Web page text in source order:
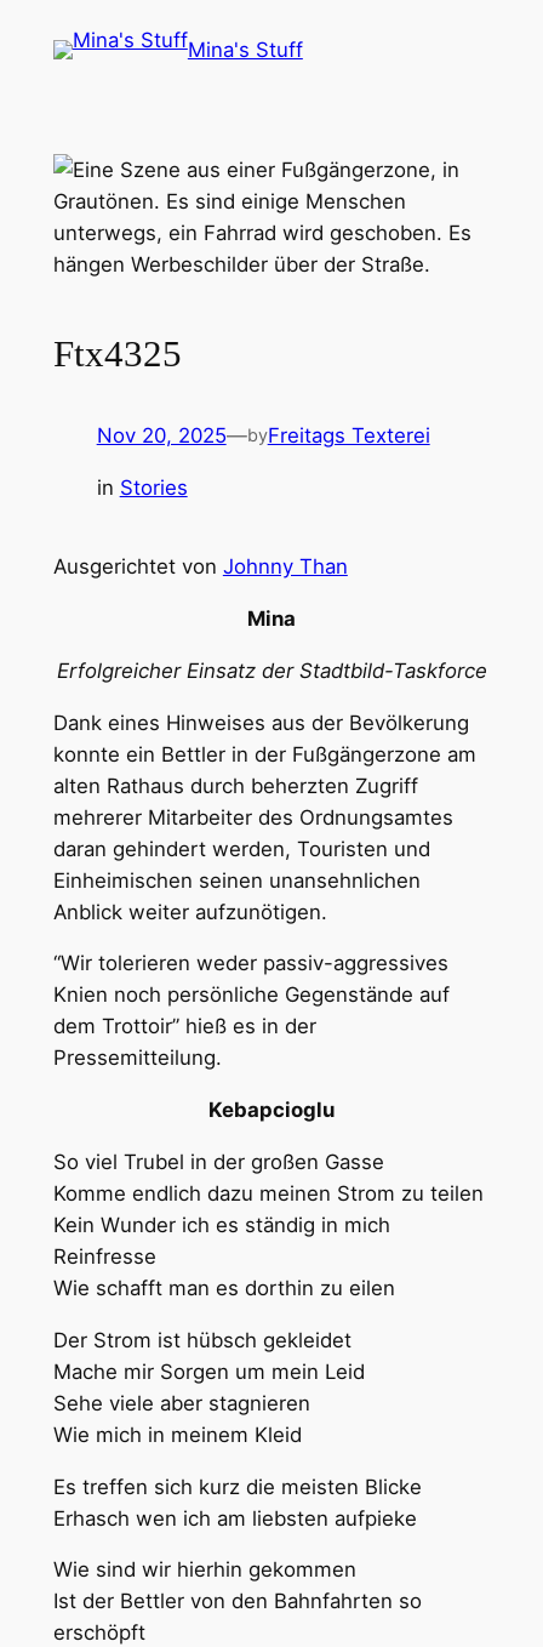
Mina's Stuff
Ftx4325
Nov 20, 2025—byFreitags Texterei
in Stories
Ausgerichtet von Johnny Than
Mina
Erfolgreicher Einsatz der Stadtbild-Taskforce
Dank eines Hinweises aus der Bevölkerung
konnte ein Bettler in der Fußgängerzone am
alten Rathaus durch beherzten Zugriff
mehrerer Mitarbeiter des Ordnungsamtes
daran gehindert werden, Touristen und
Einheimischen seinen unansehnlichen
Anblick weiter aufzunötigen.
“Wir tolerieren weder passiv-aggressives
Knien noch persönliche Gegenstände auf
dem Trottoir” hieß es in der
Pressemitteilung.
Kebapcioglu
So viel Trubel in der großen Gasse
Komme endlich dazu meinen Strom zu teilen
Kein Wunder ich es ständig in mich
Reinfresse
Wie schafft man es dorthin zu eilen
Der Strom ist hübsch gekleidet
Mache mir Sorgen um mein Leid
Sehe viele aber stagnieren
Wie mich in meinem Kleid
Es treffen sich kurz die meisten Blicke
Erhasch wen ich am liebsten aufpieke
Wie sind wir hierhin gekommen
Ist der Bettler von den Bahnfahrten so
erschöpft